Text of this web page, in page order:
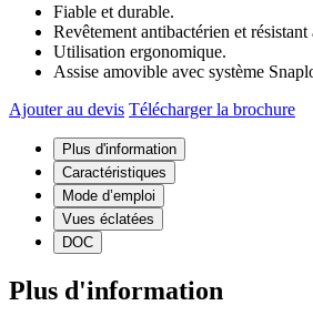
Fiable et durable.
Revêtement antibactérien et
Utilisation ergonomique.
Assise amovible avec système
Ajouter au devis Télécharger la brochure
Plus d'information
Caractéristiques
Mode d’emploi
Vues éclatées
DOC
Plus d'information